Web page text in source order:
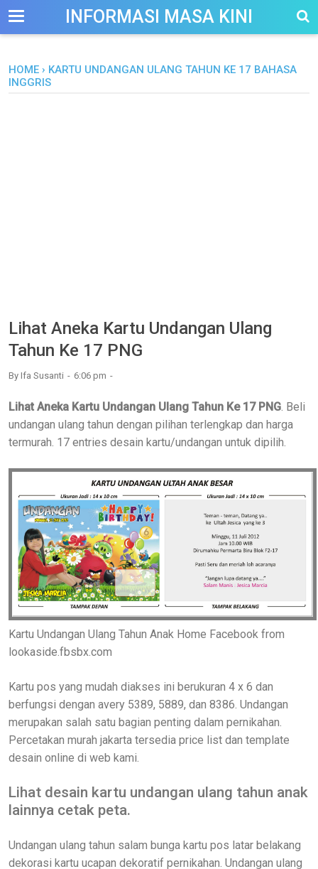
--> INFORMASI MASA KINI
HOME › KARTU UNDANGAN ULANG TAHUN KE 17 BAHASA
INGGRIS
Lihat Aneka Kartu Undangan Ulang
Tahun Ke 17 PNG
By Ifa Susanti 6:06 pm
Lihat Aneka Kartu Undangan Ulang Tahun Ke 17 PNG. Beli
undangan ulang tahun dengan pilihan terlengkap dan harga
termurah. 17 entries desain kartu/undangan untuk dipilih.
Kartu Undangan Ulang Tahun Anak Home Facebook from
lookaside.fbsbx.com
Kartu pos yang mudah diakses ini berukuran 4 x 6 dan
berfungsi dengan avery 5389, 5889, dan 8386. Undangan
merupakan salah satu bagian penting dalam pernikahan.
Percetakan murah jakarta tersedia price list dan template
desain online di web kami.
Lihat desain kartu undangan ulang tahun anak
lainnya cetak peta.
Undangan ulang tahun salam bunga kartu pos latar belakang
dekorasi kartu ucapan dekoratif pernikahan. Undangan ulang